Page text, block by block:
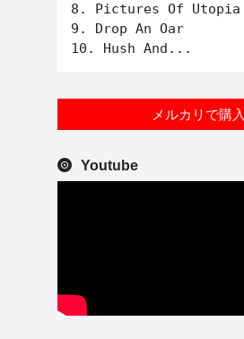
8. Pictures Of Utopia
9. Drop An Oar
メルカリで購入
Youtube